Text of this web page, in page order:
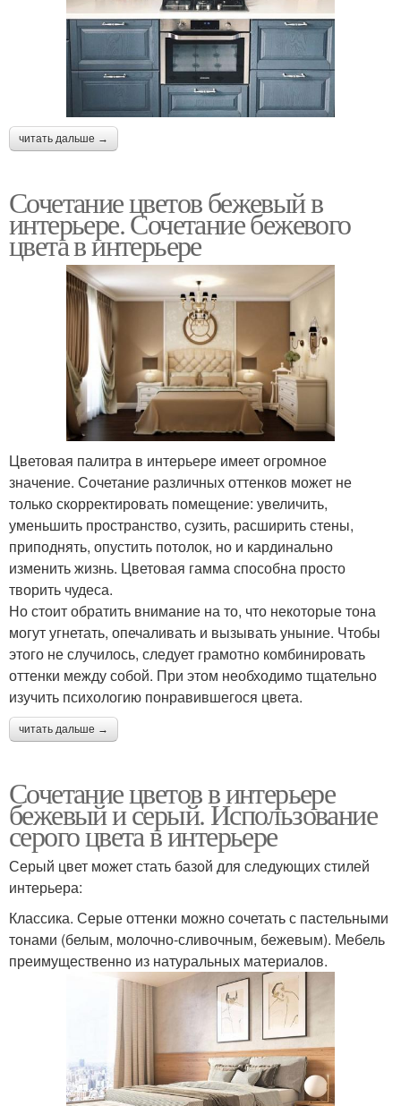
читать дальше →
Сочетание цветов бежевый в
интерьере. Сочетание бежевого
цвета в интерьере
Цветовая палитра в интерьере имеет огромное
значение. Сочетание различных оттенков может не
только скорректировать помещение: увеличить,
уменьшить пространство, сузить, расширить стены,
приподнять, опустить потолок, но и кардинально
изменить жизнь. Цветовая гамма способна просто
творить чудеса.
Но стоит обратить внимание на то, что некоторые тона
могут угнетать, опечаливать и вызывать уныние. Чтобы
этого не случилось, следует грамотно комбинировать
оттенки между собой. При этом необходимо тщательно
изучить психологию понравившегося цвета.
читать дальше →
Сочетание цветов в интерьере
бежевый и серый. Использование
серого цвета в интерьере
Серый цвет может стать базой для следующих стилей
интерьера:
Классика. Серые оттенки можно сочетать с пастельными
тонами (белым, молочно-сливочным, бежевым). Мебель
преимущественно из натуральных материалов.